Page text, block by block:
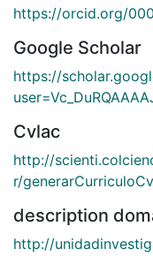
https://orcid.org/
Google Scholar
https://
Cvlac
http://
r/
description
http://